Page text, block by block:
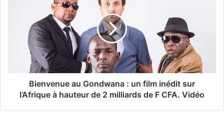
Bienvenue au Gondwana : un film inédit sur
l’Afrique à hauteur de 2 milliards de F CFA. Vidéo